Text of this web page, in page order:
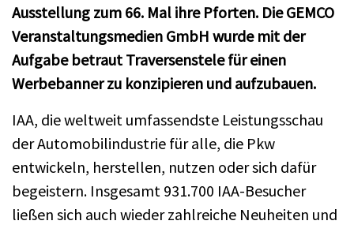
Ausstellung zum 66. Mal ihre Pforten. Die GEMCO
Veranstaltungsmedien GmbH wurde mit der
Aufgabe betraut Traversenstele für einen
Werbebanner zu konzipieren und aufzubauen.
IAA, die weltweit umfassendste Leistungsschau
der Automobilindustrie für alle, die Pkw
entwickeln, herstellen, nutzen oder sich dafür
begeistern. Insgesamt 931.700 IAA-Besucher
ließen sich auch wieder zahlreiche Neuheiten und